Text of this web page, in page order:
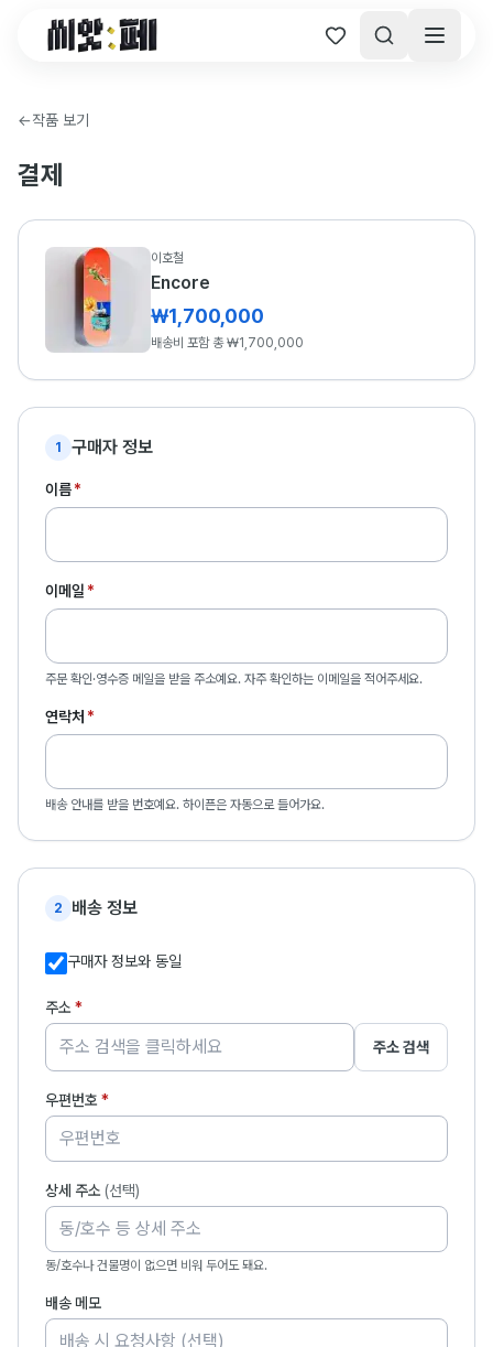
씨앗페 온라인 홈
←작품 보기
결제
이호철
Encore
₩1,700,000
배송비 포함 총 ₩1,700,000
1 구매자 정보
이름*
이메일 *
주문 확인·영수증 메일을 받을 주소예요. 자주 확인하는 이메일을 적어주세요.
연락처 *
배송 안내를 받을 번호예요. 하이픈은 자동으로 들어가요.
2 배송 정보
구매자 정보와 동일
주소 *
주소 검색
우편번호 *
상세 주소 (선택)
동/호수나 건물명이 없으면 비워 두어도 돼요.
배송 메모